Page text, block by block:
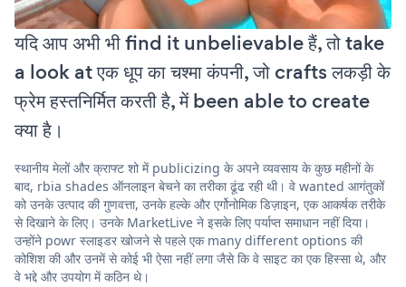
यदि आप अभी भी find it unbelievable हैं, तो take
a look at एक धूप का चश्मा कंपनी, जो crafts लकड़ी के
फ्रेम हस्तनिर्मित करती है, में been able to create
क्या है।
स्थानीय मेलों और क्राफ्ट शो में publicizing के अपने व्यवसाय के कुछ महीनों के
बाद, rbia shades ऑनलाइन बेचने का तरीका ढूंढ रही थी। वे wanted आगंतुकों
को उनके उत्पाद की गुणवत्ता, उनके हल्के और एर्गोनोमिक डिज़ाइन, एक आकर्षक तरीके
से दिखाने के लिए। उनके MarketLive ने इसके लिए पर्याप्त समाधान नहीं दिया।
उन्होंने powr स्लाइडर खोजने से पहले एक many different options की
कोशिश की और उनमें से कोई भी ऐसा नहीं लगा जैसे कि वे साइट का एक हिस्सा थे, और
वे भद्दे और उपयोग में कठिन थे।